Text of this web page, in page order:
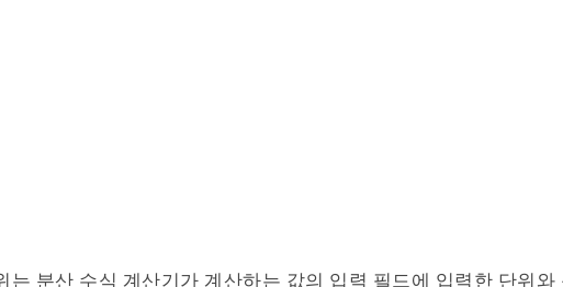
분산 수식 계산기가 계산하는 값의 입력 필드에 입력한 단위와